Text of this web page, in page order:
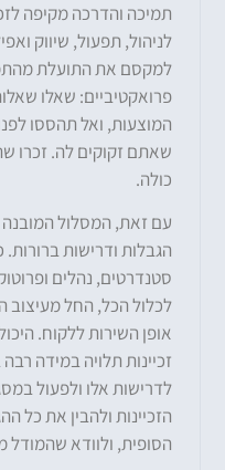
תמיכה והדרכה מקיפה
לניהול, תפעול, שיווק
למקסם את התועלת
פרואקטיביים: שאלו
המוצעות, ואל תהססו
שאתם זקוקים לה. זכרו
כולה.
עם זאת, המסלול המובנה
הגבלות ודרישות ברורות.
סטנדרטים, נהלים
לכלול הכל, החל מעיצוב
אופן השירות ללקוח.
זכיינות תלויה במידה
לדרישות אלו ולפעול
הזכיינות ולהבין את כל
הסופית, ולוודא שהמודל